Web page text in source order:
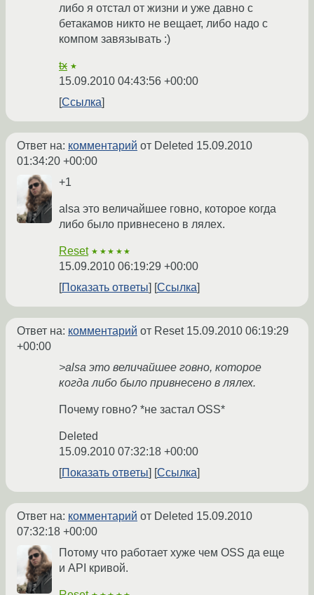
либо я отстал от жизни и уже давно с
бетакамов никто не вещает, либо надо с
компом завязывать :)
tx ★
15.09.2010 04:43:56 +00:00
Ссылка
Ответ на: комментарий от Deleted 15.09.2010
01:34:20 +00:00
+1
alsa это величайшее говно, которое когда
либо было привнесено в лялех.
Reset ★★★★★
15.09.2010 06:19:29 +00:00
Показать ответы
Ссылка
Ответ на: комментарий от Reset 15.09.2010 06:19:29
+00:00
>alsa это величайшее говно, которое
когда либо было привнесено в лялех.
Почему говно? *не застал OSS*
Deleted
15.09.2010 07:32:18 +00:00
Показать ответы
Ссылка
Ответ на: комментарий от Deleted 15.09.2010
07:32:18 +00:00
Потому что работает хуже чем OSS да еще
и API кривой.